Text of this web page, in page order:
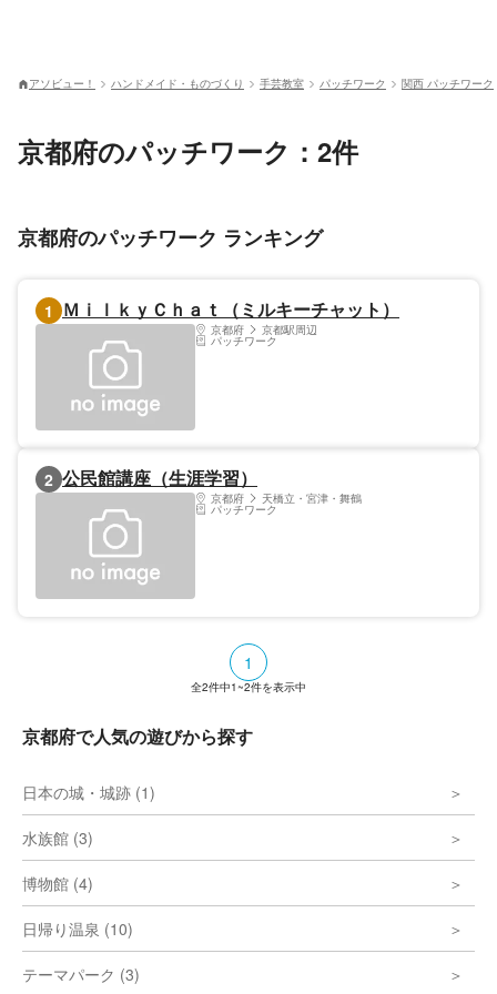
アソビュー！ ハンドメイド・ものづくり 手芸教室 パッチワーク 関西 パッチワーク
京都府のパッチワーク：2件
京都府のパッチワーク ランキング
1 ＭｉｌｋｙＣｈａｔ（ミルキーチャット）
京都府 京都駅周辺
パッチワーク
2 公民館講座（生涯学習）
京都府 天橋立・宮津・舞鶴
パッチワーク
1
全2件中1~2件を表示中
京都府で人気の遊びから探す
日本の城・城跡 (1)
水族館 (3)
博物館 (4)
日帰り温泉 (10)
テーマパーク (3)